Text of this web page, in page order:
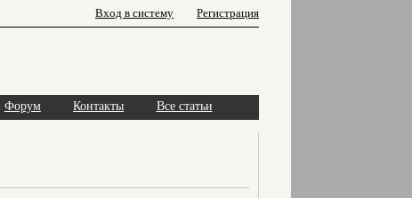
Вход в систему Регистрация
Форум Контакты Все статьи